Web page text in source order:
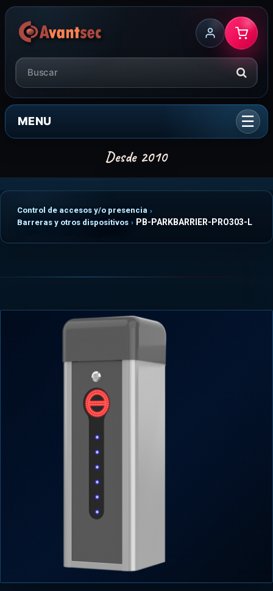
MENU
Control de accesos y/o presencia
Barreras y otros dispositivos
PB-PARKBARRIER-PRO303-L